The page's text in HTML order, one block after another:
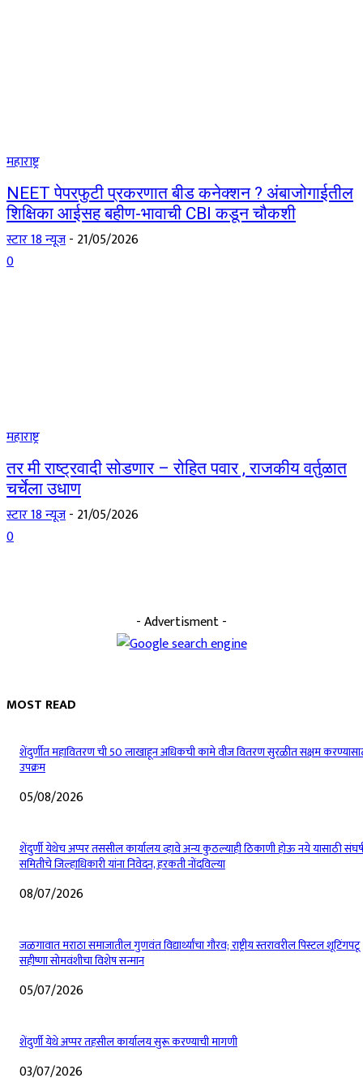
महाराष्ट्र
NEET पेपरफुटी प्रकरणात बीड कनेक्शन ? अंबाजोगाईतील
शिक्षिका आईसह बहीण-भावाची CBI कडून चौकशी
स्टार 18 न्यूज- 21/05/2026
0
महाराष्ट्र
तर मी राष्ट्रवादी सोडणार – रोहित पवार , राजकीय वर्तुळात
चर्चेला उधाण
स्टार 18 न्यूज- 21/05/2026
0
- Advertisment -
MOST READ
शेंदुर्णीत महावितरण ची 50 लाखाहून अधिकची कामे वीज वितरण सुरळीत सक्षम
उपक्रम
05/08/2026
शेंदुर्णी येथेच अप्पर तससील कार्यालय व्हावे अन्य कुठल्याही ठिकाणी होऊ नये यासाठी संघर्ष
समितीचे जिल्हाधिकारी यांना निवेदन, हरकती नोंदविल्या
08/07/2026
जळगावात मराठा समाजातील गुणवंत विद्यार्थ्यांचा गौरव; राष्ट्रीय स्तरावरील पिस्टल शूटिंगपटू
सहीष्णा सोमवंशीचा विशेष सन्मान
05/07/2026
शेंदुर्णी येथे अप्पर तहसील कार्यालय सुरू करण्याची मागणी
03/07/2026